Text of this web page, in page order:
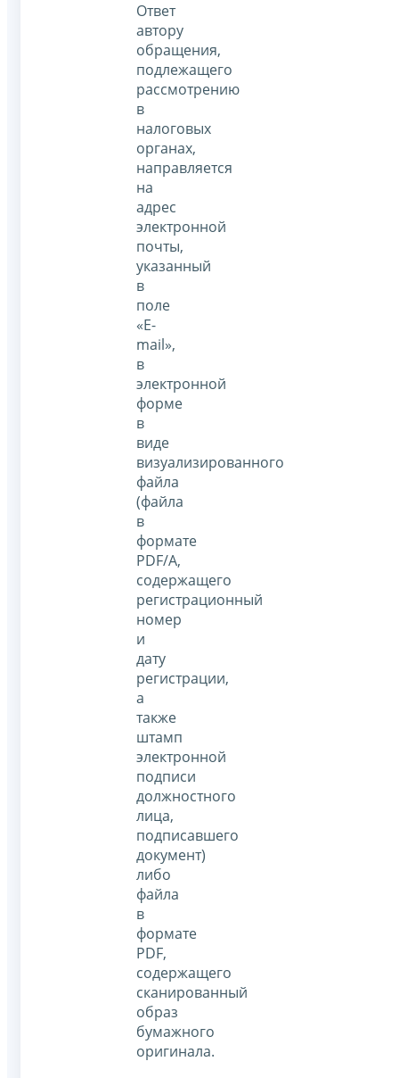
Ответ
автору
обращения,
подлежащего
рассмотрению
в
налоговых
органах,
направляется
на
адрес
электронной
почты,
указанный
в
поле
«E-
mail»,
в
электронной
форме
в
виде
визуализированного
файла
(файла
в
формате
PDF/A,
содержащего
регистрационный
номер
и
дату
регистрации,
а
также
штамп
электронной
подписи
должностного
лица,
подписавшего
документ)
либо
файла
в
формате
PDF,
содержащего
сканированный
образ
бумажного
оригинала.